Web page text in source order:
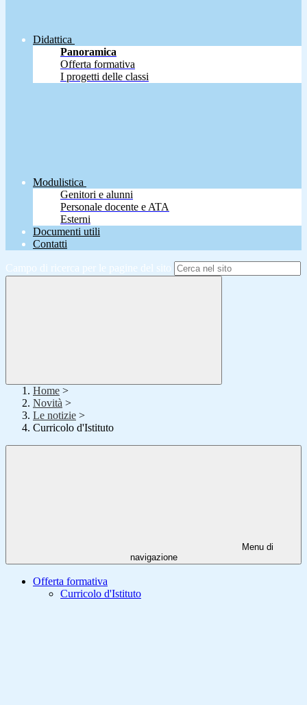
Didattica
Panoramica
Offerta formativa
I progetti delle classi
Modulistica
Genitori e alunni
Personale docente e ATA
Esterni
Documenti utili
Contatti
Campo di ricerca per le pagine del sito
Home >
Novità >
Le notizie >
Curricolo d'Istituto
Menu di
navigazione
Offerta formativa
Curricolo d'Istituto